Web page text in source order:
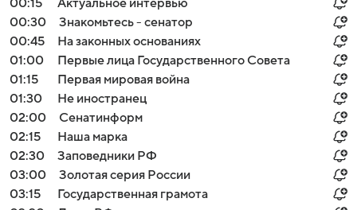
00:15
Актуальное интервью
00:30
Знакомьтесь - сенатор
00:45
На законных основаниях
01:00
Первые лица Государственного Совета
01:15
Первая мировая война
01:30
Не иностранец
02:00
Сенатинформ
02:15
Наша марка
02:30
Заповедники РФ
03:00
Золотая серия России
03:15
Государственная грамота